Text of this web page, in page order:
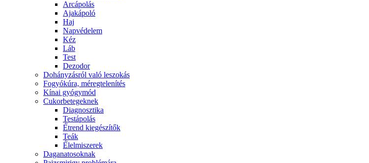
Arcápolás
Ajakápoló
Haj
Napvédelem
Kéz
Láb
Test
Dezodor
Dohányzásról való leszokás
Fogyókúra, méregtelenítés
Kínai gyógymód
Cukorbetegeknek
Diagnosztika
Testápolás
É́trend kiegészítők
Teák
É́lelmiszerek
Daganatosoknak